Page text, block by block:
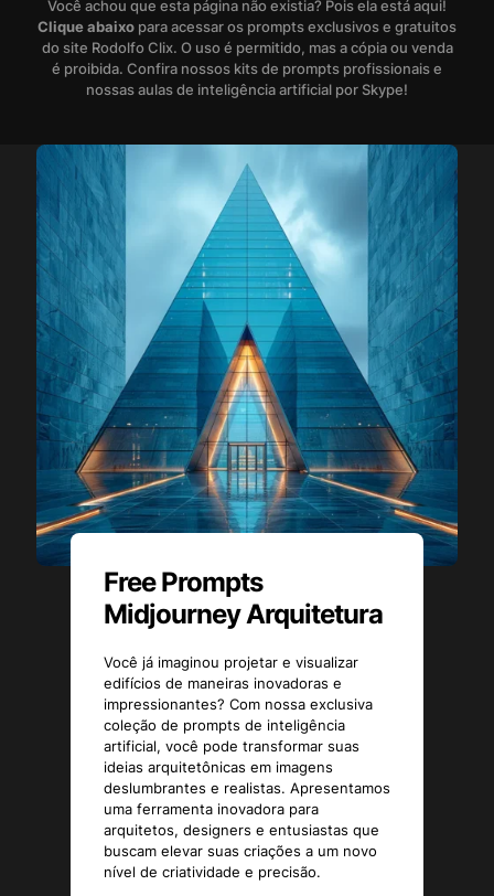
Você achou que esta página não existia? Pois ela está aqui!
Clique abaixo para acessar os prompts exclusivos e gratuitos
do site Rodolfo Clix. O uso é permitido, mas a cópia ou venda
é proibida. Confira nossos kits de prompts profissionais e
nossas aulas de inteligência artificial por Skype!
Free Prompts
Midjourney Arquitetura
Você já imaginou projetar e visualizar
edifícios de maneiras inovadoras e
impressionantes? Com nossa exclusiva
coleção de prompts de inteligência
artificial, você pode transformar suas
ideias arquitetônicas em imagens
deslumbrantes e realistas. Apresentamos
uma ferramenta inovadora para
arquitetos, designers e entusiastas que
buscam elevar suas criações a um novo
nível de criatividade e precisão.